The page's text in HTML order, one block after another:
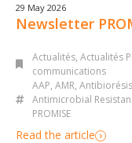
29 May 2026
Newsletter
Actualités, Actualités
communications
AAP, AMR,
Antimicrobial
PROMISE
Read the article